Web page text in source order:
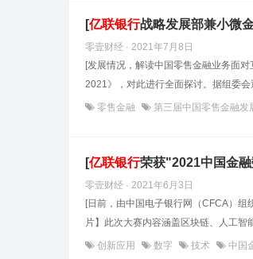
[亿联银行战略发展部兼小微
零壹财经 · 2021年7月8日
[发展情况，解读中国零售金融业务面
2021》，对此进行全面探讨。据组委会
零售金融 第三届中国零售金融发
[亿联银行荣获"2021中国金
零壹财经 · 2021年6月3日
[日前，由中国电子银行网（CFCA）组
片】此次大赛内容涵盖区块链、人工智
创新应用 数字 技术 中国